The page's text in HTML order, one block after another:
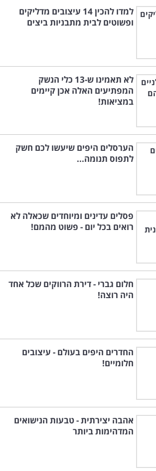
למדו להכין 14 עיצובים מדליקים
ופשוטים לבית מתבניות ביצים
לא תאמינו ש-13 כלי הנשק
המפתיעים האלה אכן קיימים
במציאות!
הערסלים היפים שיעשו לכם חשק
לתפוס תנומה...
פסלים עדינים ומיוחדים שכאלה לא
רואים בכל יום - פשוט מהמם!
חלום גברי - דירת הרווקים שכל אחד
היה רוצה!
החדרים היפים בעולם - עיצובים
חלומיים!
אהבה יצירתית - טבעות הנישואים
המדהימות ביותר